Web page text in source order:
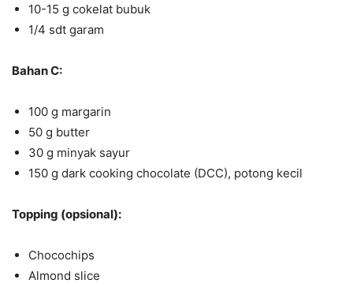
10-15 g cokelat bubuk
1/4 sdt garam
Bahan C:
100 g margarin
50 g butter
30 g minyak sayur
150 g dark cooking chocolate (DCC), potong kecil
Topping (opsional):
Chocochips
Almond slice